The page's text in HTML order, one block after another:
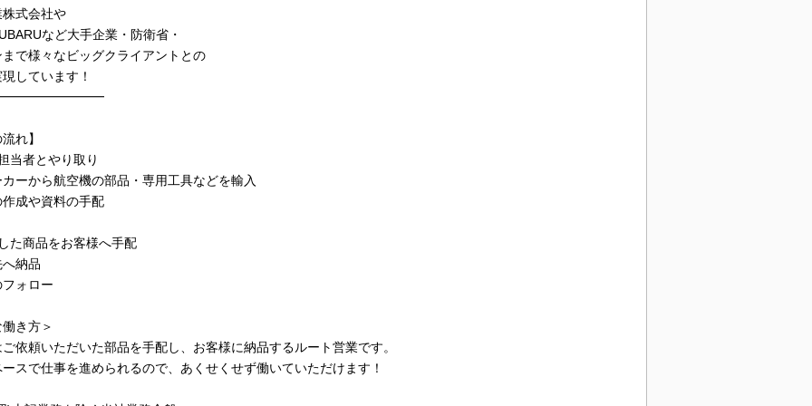
式会社や
など大手企業・防衛省・
で様々なビッグクライアントとの
しています！
れ】
当者とやり取り
ーから航空機の部品・専用工具などを輸入
成や資料の手配
た商品をお客様へ手配
納品
ォロー
き方＞
依頼いただいた部品を手配し、お客様に納品するルート営業です。
スで仕事を進められるので、あくせくせず働いていただけます！